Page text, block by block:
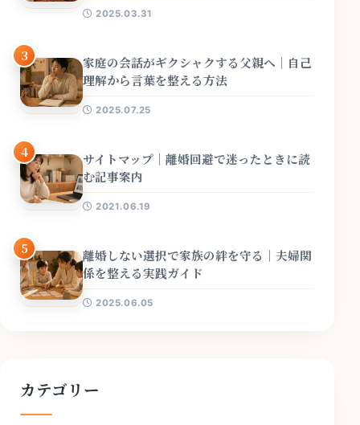
2025.03.31
3
家庭の会話がギクシャクする父親へ｜自己
理解から言葉を整える方法
2025.07.25
4
サイトマップ｜離婚回避で迷ったときに読
む記事案内
2021.06.19
5
離婚しない選択で家族の絆を守る｜夫婦関
係を整える実践ガイド
2025.06.05
カテゴリー